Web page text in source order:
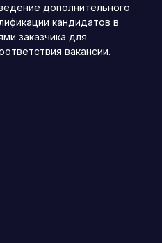
дополнительного
кандидатов в
заказчика для
вакансии.